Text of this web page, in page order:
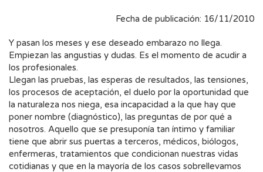
Fecha de publicación: 16/11/2010
Y pasan los meses y ese deseado embarazo no llega.
Empiezan las angustias y dudas. Es el momento de acudir a
los profesionales.
Llegan las pruebas, las esperas de resultados, las tensiones,
los procesos de aceptación, el duelo por la oportunidad que
la naturaleza nos niega, esa incapacidad a la que hay que
poner nombre (diagnóstico), las preguntas de por qué a
nosotros. Aquello que se presuponía tan íntimo y familiar
tiene que abrir sus puertas a terceros, médicos, biólogos,
enfermeras, tratamientos que condicionan nuestras vidas
cotidianas y que en la mayoría de los casos sobrellevamos